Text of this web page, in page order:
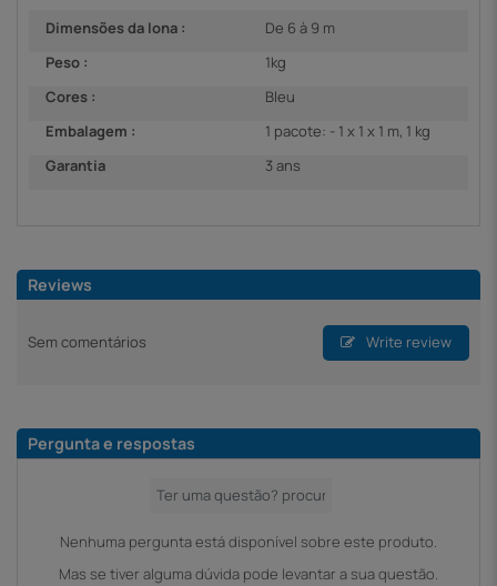
Dimensões da lona :
De 6 à 9 m
Peso :
1kg
Cores :
Bleu
Embalagem :
1 pacote: - 1 x 1 x 1 m, 1 kg
Garantia
3 ans
Reviews
Sem comentários Write review
Pergunta e respostas
Nenhuma pergunta está disponível sobre este produto.
Mas se tiver alguma dúvida pode levantar a sua questão.